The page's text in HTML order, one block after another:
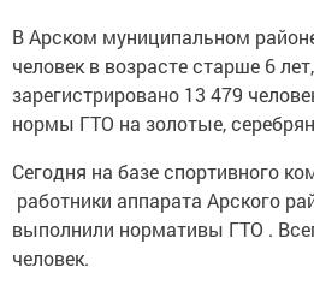
В Арском муниципальном
человек в возрасте старше 6
зарегистрировано 13 479
нормы ГТО на золотые,
Сегодня на базе спортивного
работники аппарата Арского
выполнили нормативы ГТО .
человек.